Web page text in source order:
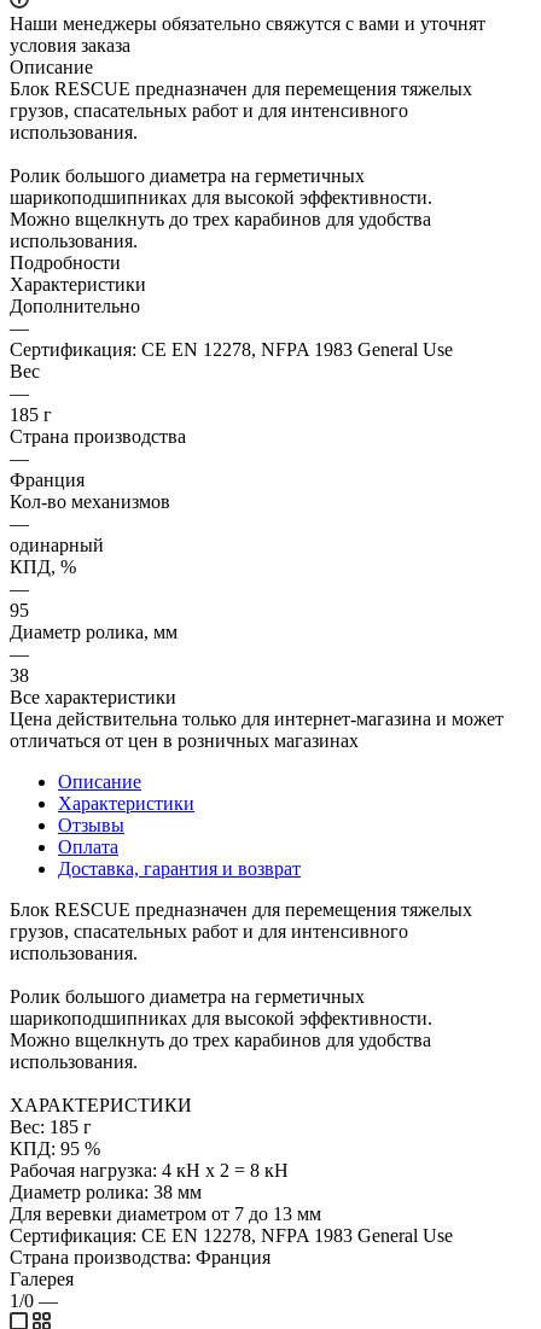
Наши менеджеры обязательно свяжутся с вами и уточнят
условия заказа
Описание
Блок RESCUE предназначен для перемещения тяжелых
грузов, спасательных работ и для интенсивного
использования.
Ролик большого диаметра на герметичных
шарикоподшипниках для высокой эффективности.
Можно вщелкнуть до трех карабинов для удобства
использования.
Подробности
Характеристики
Дополнительно
—
Сертификация: CE EN 12278, NFPA 1983 General Use
Вес
—
185 г
Страна производства
—
Франция
Кол-во механизмов
—
одинарный
КПД, %
—
95
Диаметр ролика, мм
—
38
Все характеристики
Цена действительна только для интернет-магазина и может
отличаться от цен в розничных магазинах
Описание
Характеристики
Отзывы
Оплата
Доставка, гарантия и возврат
Блок RESCUE предназначен для перемещения тяжелых
грузов, спасательных работ и для интенсивного
использования.
Ролик большого диаметра на герметичных
шарикоподшипниках для высокой эффективности.
Можно вщелкнуть до трех карабинов для удобства
использования.
ХАРАКТЕРИСТИКИ
Вес: 185 г
КПД: 95 %
Рабочая нагрузка: 4 кН х 2 = 8 кН
Диаметр ролика: 38 мм
Для веревки диаметром от 7 до 13 мм
Сертификация: CE EN 12278, NFPA 1983 General Use
Страна производства: Франция
Галерея
1/0 —